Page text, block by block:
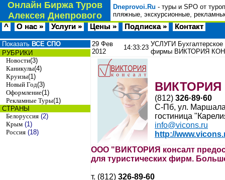
Онлайн Биржа Туров
Алексея Днепрового
Dneprovoi.Ru - туры и SPO от
пляжные, экскурсионные,
^ О нас » Услуги » Цены » Подписка » Контакт
Показать ВСЕ СПО
РУБРИКИ
Новости(3)
Каникулы(4)
Круизы(1)
Новый Год(3)
Оформление(1)
Рекламные Туры(1)
СТРАНЫ
Белоруссия (2)
Крым (1)
Россия (18)
29 Фев
2012
14:33:23 УСЛУГИ
фирмы ВИКТОРИЯ
ВИКТОРИЯ
(812) 326·89·60
С-Пб, ул. Маршала
гостиница
info@vicons.ru
http://
ООО "ВИКТОРИЯ консалт
для туристических фирм.
т. (812) 326-89-60